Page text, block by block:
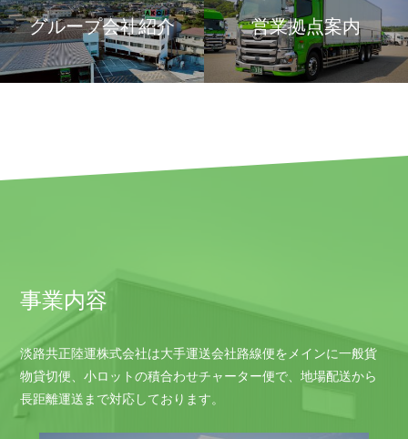
グループ会社紹介 営業拠点案内
事業内容
淡路共正陸運株式会社は大手運送会社路線便をメインに一般貨
物貸切便、小ロットの積合わせチャーター便で、地場配送から
長距離運送まで対応しております。